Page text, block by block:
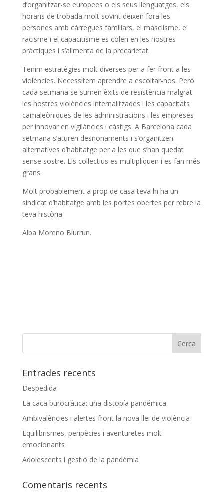
d’organitzar-se europees o els seus llenguatges, els
horaris de trobada molt sovint deixen fora les
persones amb càrregues familiars, el masclisme, el
racisme i el capacitisme es colen en les nostres
pràctiques i s’alimenta de la precarietat.
Tenim estratègies molt diverses per a fer front a les
violències. Necessitem aprendre a escoltar-nos. Però
cada setmana se sumen èxits de resistència malgrat
les nostres violències internalitzades i les capacitats
camaleòniques de les administracions i les empreses
per innovar en vigilàncies i càstigs. A Barcelona cada
setmana s’aturen desnonaments i s’organitzen
alternatives d’habitatge per a les que s’han quedat
sense sostre. Els col·lectius es multipliquen i es fan més
grans.
Molt probablement a prop de casa teva hi ha un
sindicat d’habitatge amb les portes obertes per rebre la
teva història.
Alba Moreno Biurrun.
Entrades recents
Despedida
La caca burocrática: una distopía pandémica
Ambivalències i alertes front la nova llei de violència
Equilibrismes, peripècies i aventuretes molt
emocionants
Adolescents i gestió de la pandèmia
Comentaris recents